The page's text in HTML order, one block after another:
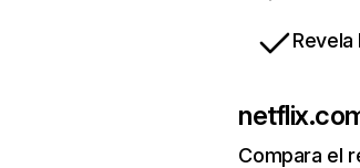
Compara el